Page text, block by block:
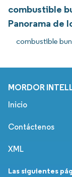
combustible
Panorama de
combustible
MORDOR
Inicio
Contáctenos
XML
Las siguientes